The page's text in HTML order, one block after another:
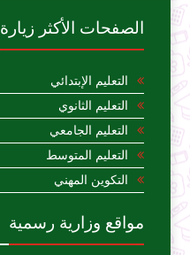
الصفحات الأكثر زيارة
التعليم الإبتدائي
التعليم الثانوي
التعليم الجامعي
التعليم المتوسط
التكوين المهني
مواقع وزارية رسمية